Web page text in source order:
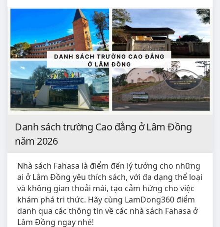
Danh sách trường Cao đẳng ở Lâm Đồng
năm 2026
Nhà sách Fahasa là điểm đến lý tưởng cho những
ai ở Lâm Đồng yêu thích sách, với đa dạng thể loại
và không gian thoải mái, tạo cảm hứng cho việc
khám phá tri thức. Hãy cùng LamDong360 điểm
danh qua các thông tin về các nhà sách Fahasa ở
Lâm Đồng ngay nhé!